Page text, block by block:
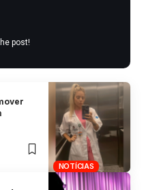
post!
NOTÍCIAS